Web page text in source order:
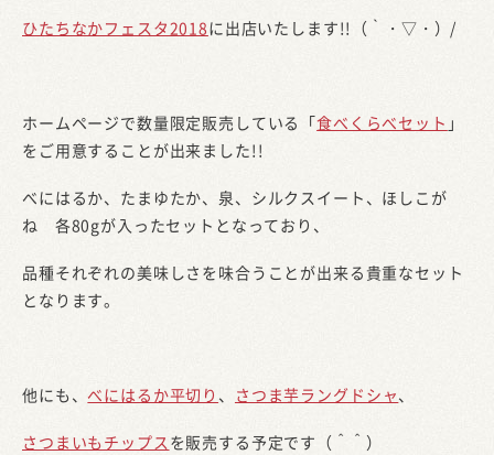
ひたちなかフェスタ2018に出店いたします!!（｀・▽・）/
ホームページで数量限定販売している「食べくらべセット 」
をご用意することが出来ました!!
べにはるか、たまゆたか、泉、シルクスイート、ほしこが
ね 各80gが入ったセットとなっており、
品種それぞれの美味しさを味合うことが出来る貴重なセット
となります。
他にも、べにはるか平切り 、 さつま芋ラングドシャ、
さつまいもチップス を販売する予定です（＾＾）